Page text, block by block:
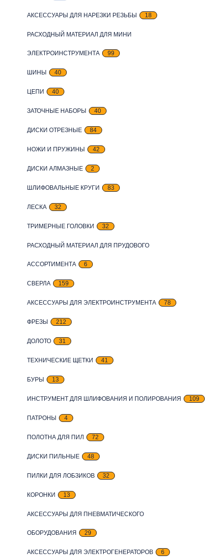
АКСЕССУАРЫ ДЛЯ НАРЕЗКИ РЕЗЬБЫ 18
РАСХОДНЫЙ МАТЕРИАЛ ДЛЯ МИНИ
ЭЛЕКТРОИНСТРУМЕНТА 99
ШИНЫ 40
ЦЕПИ 40
ЗАТОЧНЫЕ НАБОРЫ 40
ДИСКИ ОТРЕЗНЫЕ 84
НОЖИ И ПРУЖИНЫ 42
ДИСКИ АЛМАЗНЫЕ 2
ШЛИФОВАЛЬНЫЕ КРУГИ 83
ЛЕСКА 32
ТРИМЕРНЫЕ ГОЛОВКИ 32
РАСХОДНЫЙ МАТЕРИАЛ ДЛЯ ПРУДОВОГО
АССОРТИМЕНТА 6
СВЕРЛА 159
АКСЕССУАРЫ ДЛЯ ЭЛЕКТРОИНСТРУМЕНТА 78
ФРЕЗЫ 212
ДОЛОТО 31
ТЕХНИЧЕСКИЕ ЩЕТКИ 41
БУРЫ 13
ИНСТРУМЕНТ ДЛЯ ШЛИФОВАНИЯ И ПОЛИРОВАНИЯ 109
ПАТРОНЫ 4
ПОЛОТНА ДЛЯ ПИЛ 72
ДИСКИ ПИЛЬНЫЕ 48
ПИЛКИ ДЛЯ ЛОБЗИКОВ 32
КОРОНКИ 13
АКСЕССУАРЫ ДЛЯ ПНЕВМАТИЧЕСКОГО
ОБОРУДОВАНИЯ 29
АКСЕССУАРЫ ДЛЯ ЭЛЕКТРОГЕНЕРАТОРОВ 6